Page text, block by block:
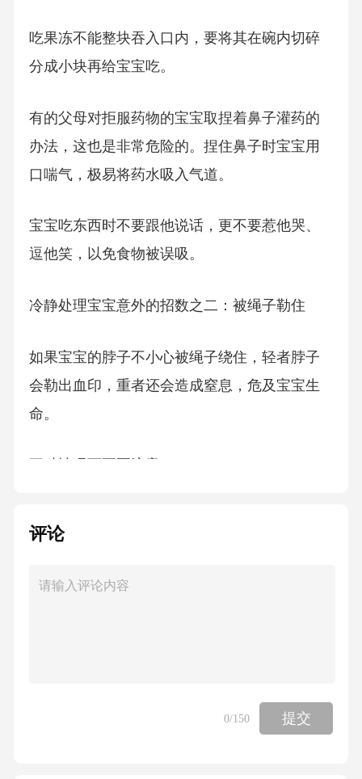
吃果冻不能整块吞入口内，要将其在碗内切碎
分成小块再给宝宝吃。
有的父母对拒服药物的宝宝取捏着鼻子灌药的
办法，这也是非常危险的。捏住鼻子时宝宝用
口喘气，极易将药水吸入气道。
宝宝吃东西时不要跟他说话，更不要惹他哭、
逗他笑，以免食物被误吸。
冷静处理宝宝意外的招数之二：被绳子勒住
如果宝宝的脖子不小心被绳子绕住，轻者脖子
会勒出血印，重者还会造成窒息，危及宝宝生
命。
天的大部分时间都是在那张私人专属的小床上
2、戴帽子的宝宝。宝宝出门时，为了更好地保
评论
0/150 提交